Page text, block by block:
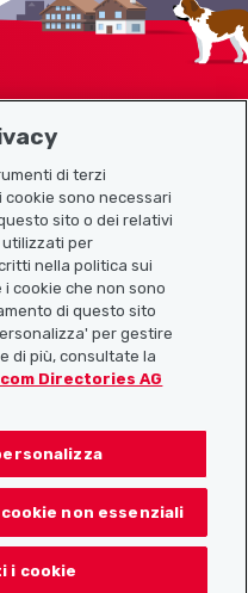
di terzi
cookie sono necessari
sito o dei relativi
per
nella politica sui
cookie che non sono
di questo sito
per gestire
di più, consultate la
Directories AG
non essenziali
i cookie